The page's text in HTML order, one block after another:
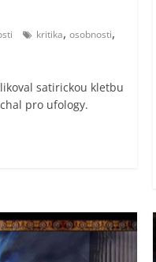
kritika, osobnosti,
satirickou kletbu
pro ufology.